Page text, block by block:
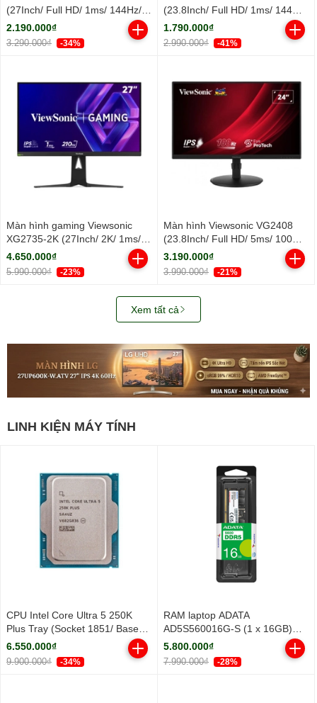
(27Inch/ Full HD/ 1ms/ 144Hz/
300cd/m2/ IPS)
2.190.000₫
3.290.000₫ -34%
(23.8Inch/ Full HD/ 1ms/ 144Hz/
300cd/m2/ IPS)
1.790.000₫
2.990.000₫ -41%
Màn hình gaming Viewsonic
XG2735-2K (27Inch/ 2K/ 1ms/
210Hz/ 400cd/m2/ IPS)
4.650.000₫
5.990.000₫ -23%
Màn hình Viewsonic VG2408
(23.8Inch/ Full HD/ 5ms/ 100HZ/
250cd/m2/ LED/ Tích hợp Loa)
3.190.000₫
3.990.000₫ -21%
Xem tất cả
LINH KIỆN MÁY TÍNH
CPU Intel Core Ultra 5 250K
Plus Tray (Socket 1851/ Base
3.3Ghz/ Turbo 5.3GHz/ 18
Cores/ 18 Threads/ Cache
30MB)
6.550.000₫
9.900.000₫ -34%
RAM laptop ADATA
AD5S560016G-S (1 x 16GB)
DDR5 5600MHz
5.800.000₫
7.990.000₫ -28%